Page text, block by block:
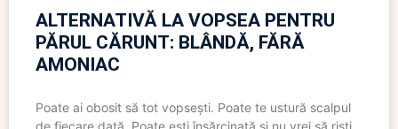
ALTERNATIVĂ LA VOPSEA PENTRU
PĂRUL CĂRUNT: BLÂNDĂ, FĂRĂ
AMONIAC
Poate ai obosit să tot vopsești. Poate te ustură scalpul